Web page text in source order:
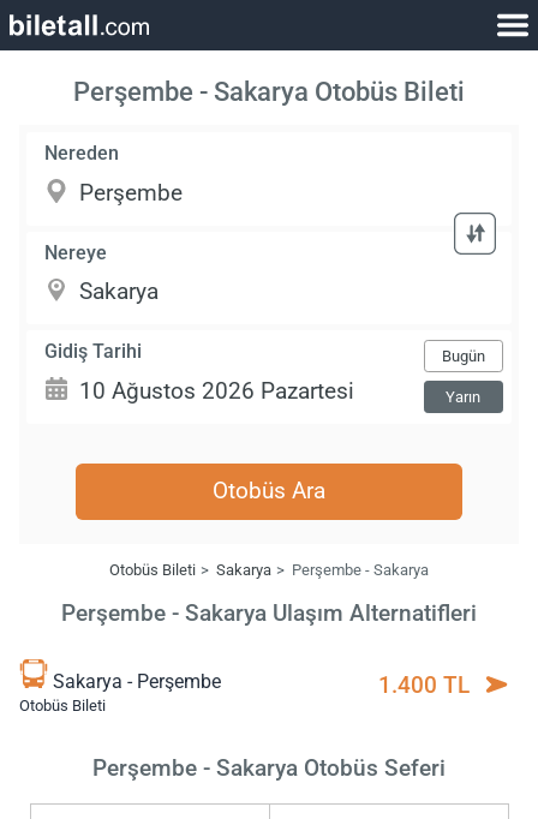
Perşembe - Sakarya Otobüs Bileti
Nereden
Nereye
Gidiş Tarihi Bugün
Yarın
Otobüs Ara
Otobüs Bileti Sakarya Perşembe - Sakarya
Perşembe - Sakarya Ulaşım Alternatifleri
Sakarya - Perşembe
Otobüs Bileti
1.400 TL
Perşembe - Sakarya Otobüs Seferi